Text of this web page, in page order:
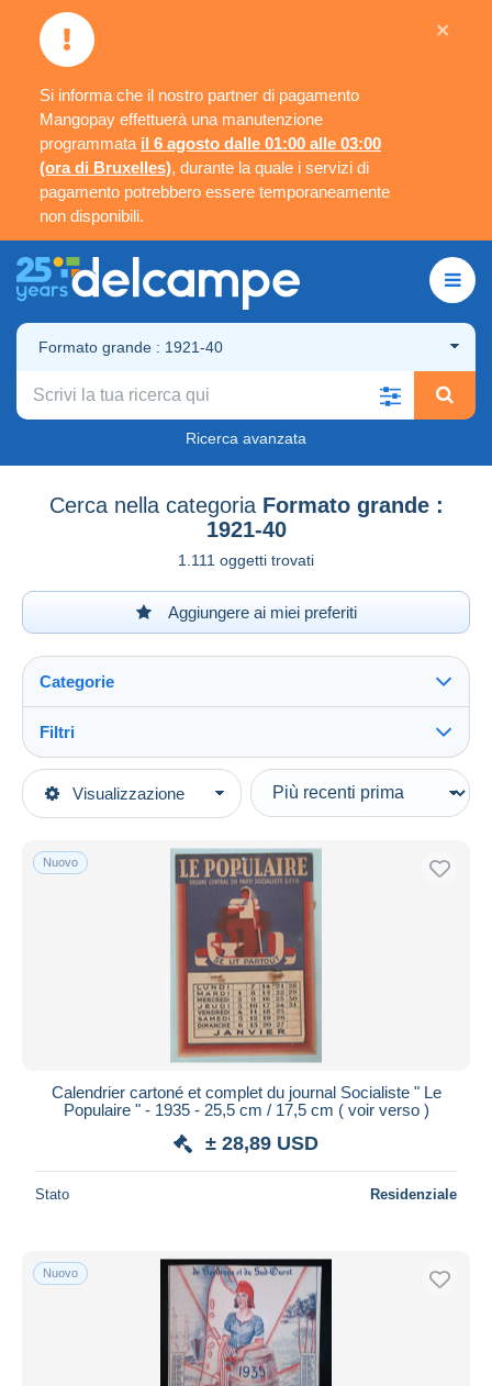
Si informa che il nostro partner di pagamento
Mangopay effettuerà una manutenzione
programmata il 6 agosto dalle 01:00 alle 03:00
(ora di Bruxelles), durante la quale i servizi di
pagamento potrebbero essere temporaneamente
non disponibili.
×
Formato grande : 1921-40
Ricerca avanzata
Cerca nella categoria Formato grande :
1921-40
1.111 oggetti trovati
Aggiungere ai miei preferiti
Visualizzazione
Categorie
Categorie principali
Calendari
Formato grande : 1921-40
Filtri
Tipo di vendita
In corso
Prezzo fisso
Asta con offerte
Aste senza offerte
Chiude fra
Prezzo
Spedizione gratuita
Metodi di pagamento
PayPal
Bonifico bancario
Nuovo
Calendrier cartoné et complet du journal Socialiste " Le
Populaire " - 1935 - 25,5 cm / 17,5 cm ( voir verso )
± 28,89 USD
Stato Residenziale
Nuovo